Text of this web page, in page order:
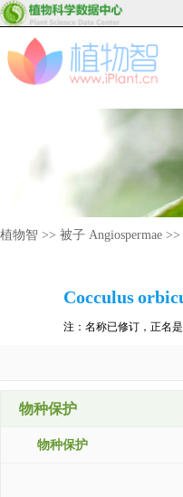
植物智 >> 被子 Angiospermae >>
Cocculus
注：名称已修订，正名是
物种保护
物种保护